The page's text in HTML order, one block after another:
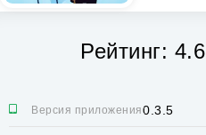
Рейтинг: 4.6
Версия приложения:0.3.5